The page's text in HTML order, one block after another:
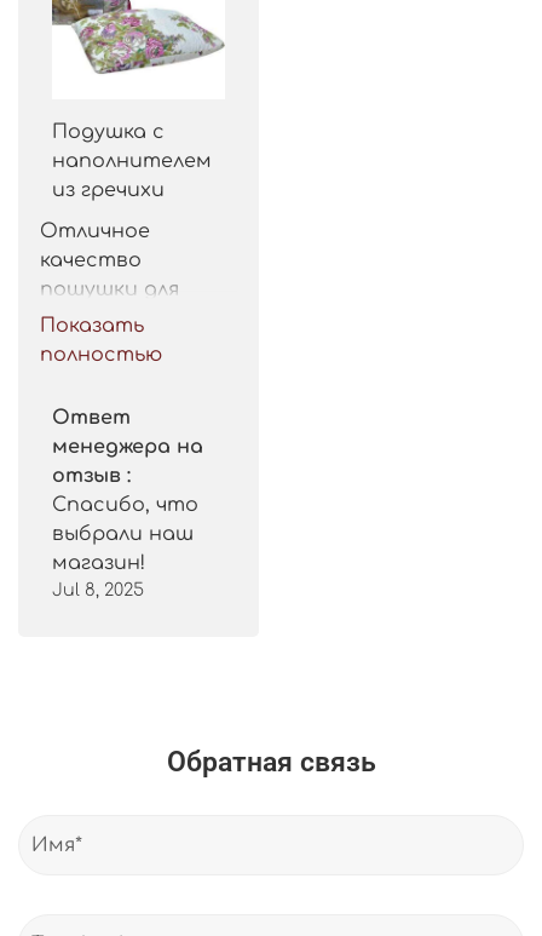
Подушка с
наполнителем
из гречихи
Отличное
качество
пошушки для
такой цены.
Рекомендую.
Показать
полностью
Ответ
менеджера на
отзыв :
Спасибо, что
выбрали наш
магазин!
Jul 8, 2025
Обратная связь